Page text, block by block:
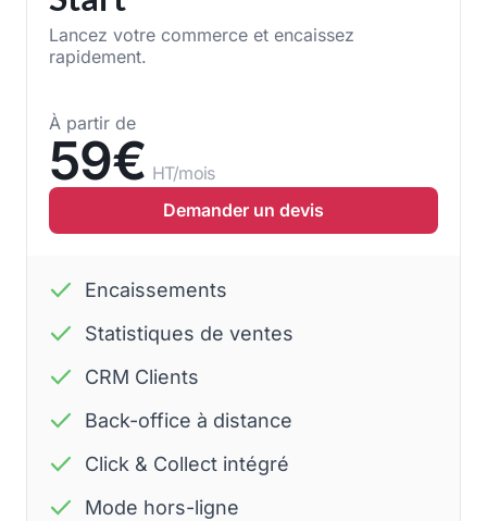
Lancez votre commerce et encaissez
rapidement.
À partir de
59€ HT/mois
Demander un devis
Encaissements
Statistiques de ventes
CRM Clients
Back-office à distance
Click & Collect intégré
Mode hors-ligne